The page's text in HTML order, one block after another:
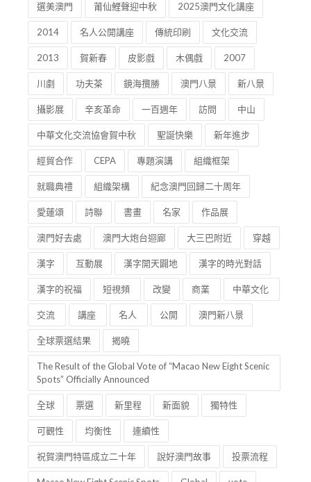
選美澳門 莆仙鯉聲迎中秋 2025澳門文化講座
2014 名人公開講座 傳統印刷 文化交流
2013 賀新春 皮影戲 木偶戲 2007
川劇 功夫茶 鏡海攬勝 澳門八景 新八景
攝影展 辛亥革命 一百週年 訪問 中山
中華文化交流協會賀中秋 聖誕快樂 新年進步
經貿合作 CEPA 專題演講 組織框架
就職典禮 組織架構 紀念澳門回歸二十周年
愛蓮頌 詩聯 書畫 名家 作品展
澳門好去處 澳門大炮台迴廊 大三巴附近 穿越
漢字 互動展 漢字開天闢地 漢字的時光對話
漢字的祝福 短視頻 改變 商業 中華文化
交流 講座 名人 公開 澳門新八景
全球票選結果 揭曉
The Result of the Global Vote of “Macao New Eight Scenic
Spots” Officially Announced
全球 票選 新里程 新面貌 獨特性
可觀性 均衡性 連續性
祝賀澳門特區成立二十年 說好澳門故事 投票流程